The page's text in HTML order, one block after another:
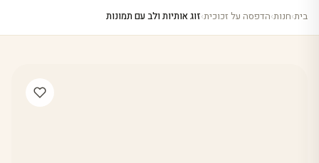
בית›חנות›הדפסה על זכוכית›זוג אותיות ולב עם תמונות